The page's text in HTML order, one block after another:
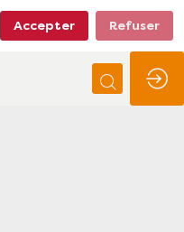
Accepter Refuser